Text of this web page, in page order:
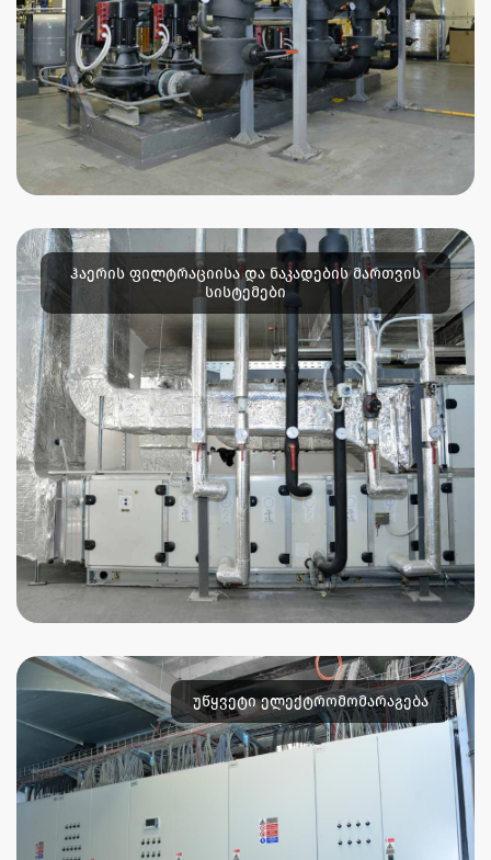
ჰაერის ფილტრაციისა და ნაკადების მართვის
სისტემები
უწყვეტი ელექტრომომარაგება